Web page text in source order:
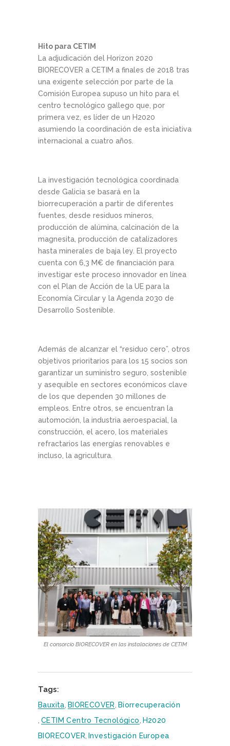
Hito para CETIM
La adjudicación del Horizon 2020
BIORECOVER a CETIM a finales de 2018 tras
una exigente selección por parte de la
Comisión Europea supuso un hito para el
centro tecnológico gallego que, por
primera vez, es líder de un H2020
asumiendo la coordinación de esta iniciativa
internacional a cuatro años.
La investigación tecnológica coordinada
desde Galicia se basará en la
biorrecuperación a partir de diferentes
fuentes, desde residuos mineros,
producción de alúmina, calcinación de la
magnesita, producción de catalizadores
hasta minerales de baja ley. El proyecto
cuenta con 6,3 M€ de financiación para
investigar este proceso innovador en línea
con el Plan de Acción de la UE para la
Economía Circular y la Agenda 2030 de
Desarrollo Sostenible.
Además de alcanzar el “residuo cero”, otros
objetivos prioritarios para los 15 socios son
garantizar un suministro seguro, sostenible
y asequible en sectores económicos clave
de los que dependen 30 millones de
empleos. Entre otros, se encuentran la
automoción, la industria aeroespacial, la
construcción, el acero, los materiales
refractarios las energías renovables e
incluso, la agricultura.
El consorcio BIORECOVER en las instalaciones de CETIM
Tags:
Bauxita BIORECOVER
Biorrecuperación
CETIM Centro Tecnológico
H2020
BIORECOVER
Investigación Europea